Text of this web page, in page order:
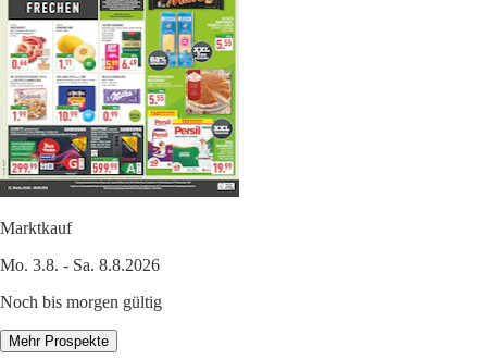
Marktkauf
Mo. 3.8. - Sa. 8.8.2026
Noch bis morgen gültig
Mehr Prospekte